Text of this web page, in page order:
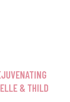
& THILD